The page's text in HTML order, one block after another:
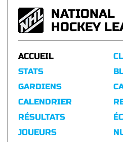
NATIONAL
HOCKEY
ACCUEIL
STATS
GARDIENS
CALENDRIER
RÉSULTATS
JOUEURS